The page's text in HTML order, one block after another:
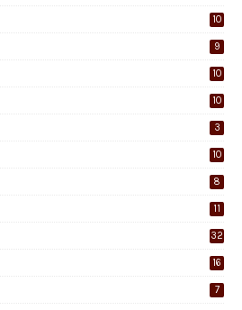
10
9
10
10
3
10
8
11
32
16
7